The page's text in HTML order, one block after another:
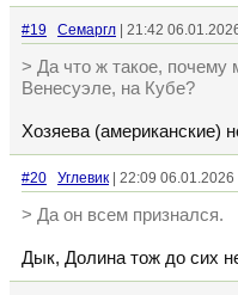
#19 Семаргл | 21:42
> Да что ж такое,
Венесуэле, на Кубе?
Хозяева (американские)
#20 Углевик | 22:09
> Да он всем признался.
Дык, Долина тож до сих